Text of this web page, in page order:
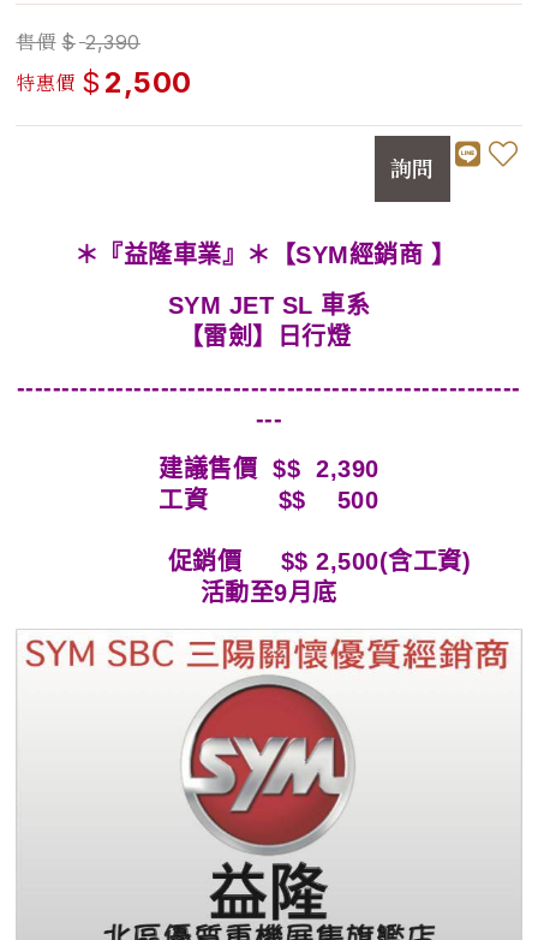
售價 $ 2,390
特惠價 $ 2,500
詢問
＊『益隆車業』＊【SYM經銷商 】
SYM JET SL 車系
【雷劍】日行燈
--------------------------------------------------------
---
建議售價 $$ 2,390
工資 $$ 500
促銷價 $$ 2,500(含工資)
活動至9月底